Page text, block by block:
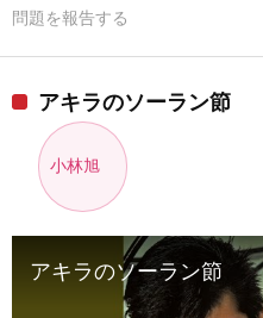
問題を報告する
アキラのソーラン節
小林旭
アキラのソーラン節